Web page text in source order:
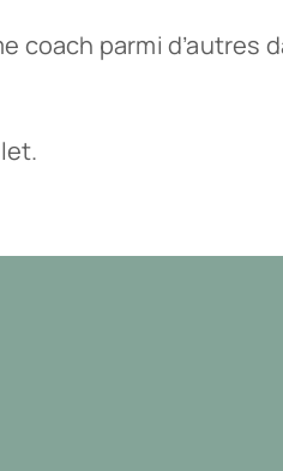
coach parmi